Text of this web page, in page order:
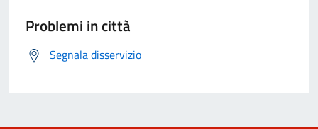
Problemi in città
Segnala disservizio